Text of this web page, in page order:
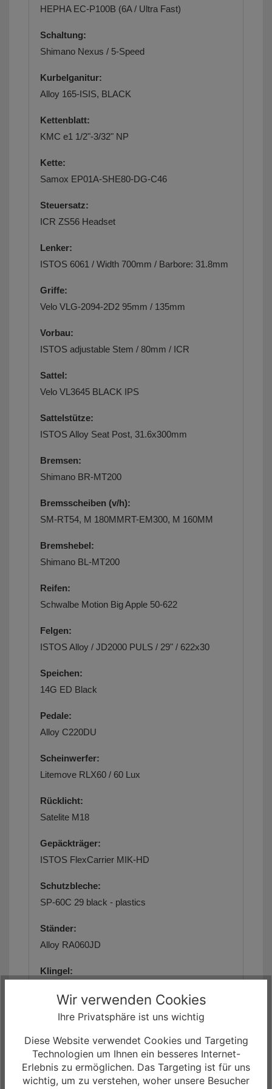
HEPHA EC-P100B (6A / Ultra Fast)
Schaltung:
Shimano Nexus / 5-Speed
Kurbelganitur:
Alloy 165-ISIS, BLACK
Kettenblatt:
KMC e1 1/2"-3/32" NP
Kette:
Samox EP01A-SHE80-DG-C46
Steuersatz:
ICR ZS56 Headset
Lenker:
ISTOS 6061 / Width 700mm / Barbore: 31.8mm
Griffe:
Velo VLG-2094-2D2 95mm / 135mm
Vorbau:
ISTOS adjustable Stem / 80mm / ICR
Sattel:
Velo VL3645 BLACK IPS
Sattelstütze:
ISTOS Alloy Seat Post, 31.6x300mm
Bremsen:
Shimano BR-MT200
Bremsscheiben (v/h):
SM-RT54, M 180MMRT-EM300, M 160MM
Bremshebel:
Shimano BL-MT200
Reifen:
Schwalbe Motion Big Apple 50-622
Felgen:
ISTOS Alloy / JD2000 PULS / 29" / 622x30
Speichen:
14G ED Black
Pedale:
Alloy C220DU
Scheinwerfer:
Litemove RLX60 / 60 Lux
Rücklicht:
Satelite M18
Gepäckträger:
ISTOS FlexCarrier MIK-HD
Schutzbleche:
SP-60C 29 black - plastics
Ständer:
Alloy RA060JD
Klingel:
Gewicht:
max. zulässiges Gesamtgewicht:
ca. 140 kg
Wir verwenden Cookies
Ihre Privatsphäre ist uns wichtig
Diese Website verwendet Cookies und Targeting
Technologien um Ihnen ein besseres Internet-
Erlebnis zu ermöglichen. Das Targeting ist für uns
wichtig, um zu verstehen, woher unsere Besucher